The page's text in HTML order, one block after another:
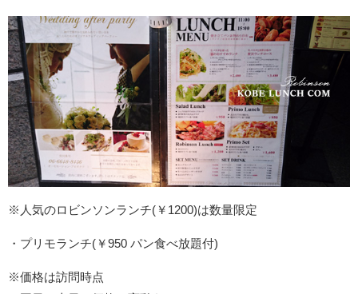
※人気のロビンソンランチ(￥1200)は数量限定
・プリモランチ(￥950 パン食べ放題付)
※価格は訪問時点